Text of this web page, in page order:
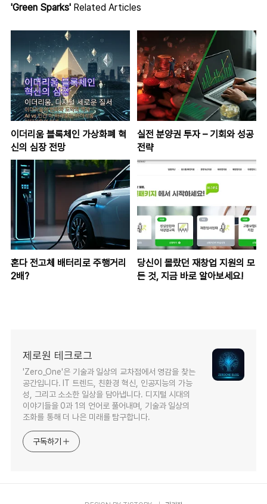
'Green Sparks' Related Articles
이더리움 블록체인 가상화폐 혁
신의 심장 전망
실전 분양권 투자 – 기회와 성공
전략
혼다 전고체 배터리로 주행거리
2배?
당신이 몰랐던 재창업 지원의 모
든 것, 지금 바로 알아보세요!
제로원 테크로그
'Zero_One'은 기술과 일상의 교차점에서 영감을 찾는
공간입니다. IT 트렌드, 친환경 혁신, 인공지능의 가능
성, 그리고 소소한 일상을 담아냅니다. 디지털 시대의
이야기들을 0과 1의 언어로 풀어내며, 기술과 일상의
조화를 통해 더 나은 미래를 탐구합니다.
구독하기